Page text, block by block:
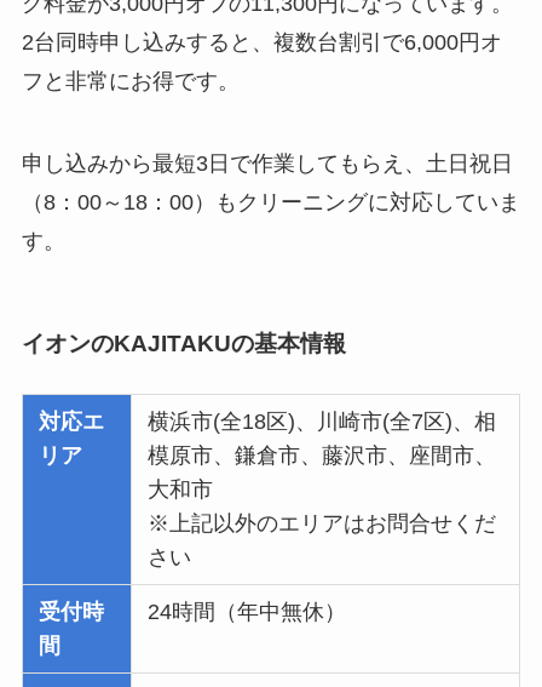
2台同時申し込みすると、複数台割引で6,000円オ
フと非常にお得です。
申し込みから最短3日で作業してもらえ、土日祝日
（8：00～18：00）もクリーニングに対応していま
す。
イオンのKAJITAKUの基本情報
対応エ
リア
横浜市(全18区)、川崎市(全7区)、相
模原市、鎌倉市、藤沢市、座間市、
大和市
※上記以外のエリアはお問合せくだ
さい
受付時
間
24時間（年中無休）